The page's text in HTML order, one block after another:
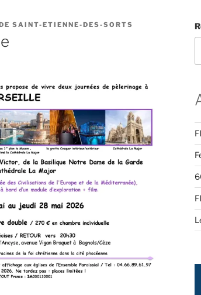
SAINT-ETIENNE-DES-SORTS